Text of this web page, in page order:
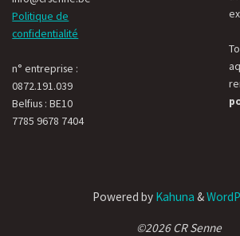
Politique de
confidentialité
n° entreprise :
0872.191.039
Belfius : BE10
7785 9678 7404
Powered by Kahuna &
©2026 CR Senne